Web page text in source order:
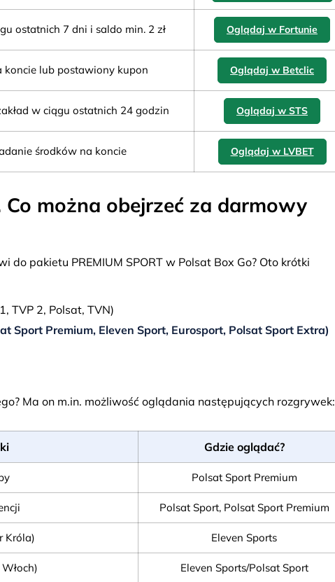
ostatnich 7 dni i saldo min. 2 zł Oglądaj w Fortunie
koncie lub postawiony kupon Oglądaj w Betclic
w ciągu ostatnich 24 godzin Oglądaj w STS
środków na koncie Oglądaj w LVBET
Co można obejrzeć za darmowy
do pakietu PREMIUM SPORT w Polsat Box Go? Oto krótki
TVP 2, Polsat, TVN)
Sport Premium, Eleven Sport, Eurosport, Polsat Sport Extra)
Ma on m.in. możliwość oglądania następujących rozgrywek:
Gdzie oglądać?
Polsat Sport Premium
Polsat Sport, Polsat Sport Premium
Króla) Eleven Sports
Eleven Sports/Polsat Sport